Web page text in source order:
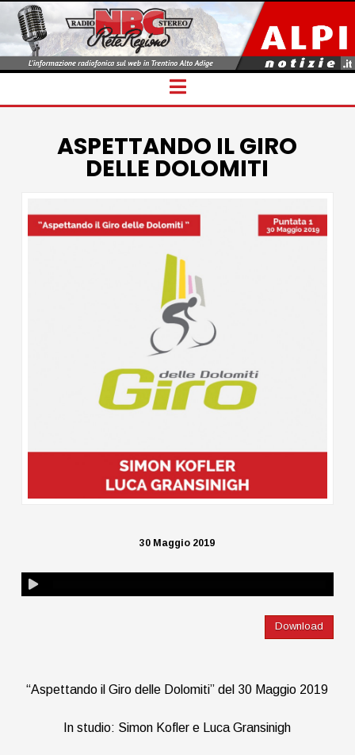
Navigation
ASPETTANDO IL GIRO
DELLE DOLOMITI
30 Maggio 2019
Download
“Aspettando il Giro delle Dolomiti” del 30 Maggio 2019
In studio: Simon Kofler e Luca Gransinigh